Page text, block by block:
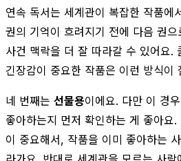
연속 독서는 세계관이 복잡한 작품에
권의 기억이 흐려지기 전에 다음 권
사건 맥락을 더 잘 따라갈 수 있어요.
긴장감이 중요한 작품은 이런 방식이
네 번째는 선물용이에요. 다만 이 경
좋아하는지 먼저 확인하는 게 좋아요
이 중요해서, 작품을 이미 좋아하는